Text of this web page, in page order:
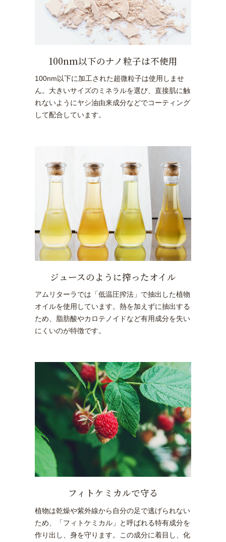
100nm以下のナノ粒子は不使用
100nm以下に加工された超微粒子は使用しませ
ん。大きいサイズのミネラルを選び、直接肌に触
れないようにヤシ油由来成分などでコーティング
して配合しています。
ジュースのように搾ったオイル
アムリターラでは「低温圧搾法」で抽出した植物
オイルを使用しています。熱を加えずに抽出する
ため、脂肪酸やカロテノイドなど有用成分を失い
にくいのが特徴です。
フィトケミカルで守る
植物は乾燥や紫外線から自分の足で逃げられない
ため、「フィトケミカル」と呼ばれる特有成分を
作り出し、身を守ります。この成分に着目し、化